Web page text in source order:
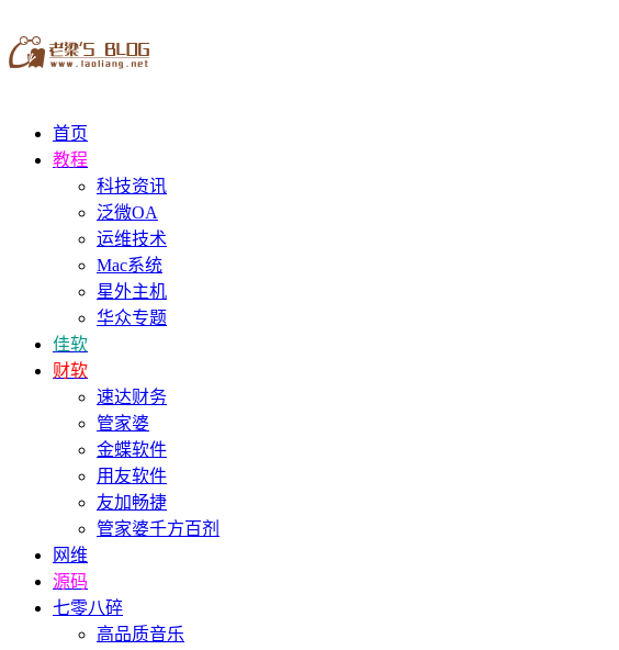
首页
教程
科技资讯
泛微OA
运维技术
Mac系统
星外主机
华众专题
佳软
财软
速达财务
管家婆
金蝶软件
用友软件
友加畅捷
管家婆千方百剂
网维
源码
七零八碎
高品质音乐